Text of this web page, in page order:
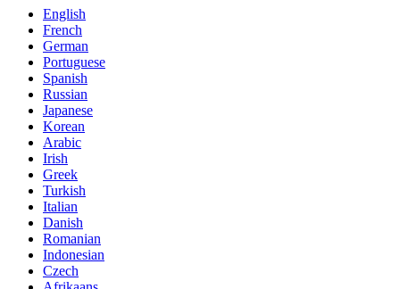
English
French
German
Portuguese
Spanish
Russian
Japanese
Korean
Arabic
Irish
Greek
Turkish
Italian
Danish
Romanian
Indonesian
Czech